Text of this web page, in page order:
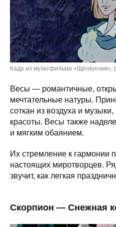
Кадр из мультфильма «Щелкунчик»,
Весы — романтичные,
мечтательные натуры.
соткан из воздуха и
красоты. Весы также
и мягким обаянием.
Их стремление к гармонии
настоящих миротворцев.
звучит, как легкая
Скорпион — Снежная